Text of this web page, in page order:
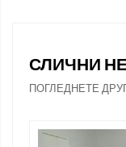
СЛИЧНИ
ПОГЛЕДНЕТЕ